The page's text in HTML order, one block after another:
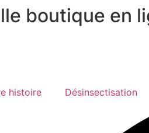
boutique en
histoire Désinsectisation